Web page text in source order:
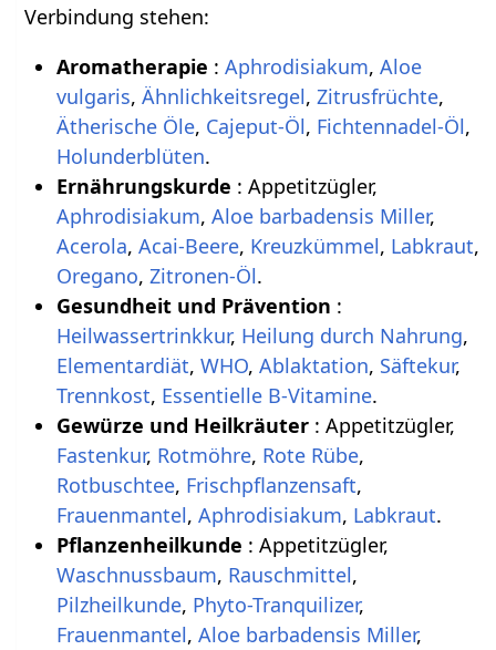
Verbindung stehen:
Aromatherapie : Aphrodisiakum, Aloe
vulgaris, Ähnlichkeitsregel, Zitrusfrüchte,
Ätherische Öle, Cajeput-Öl, Fichtennadel-Öl,
Holunderblüten.
Ernährungskurde : Appetitzügler,
Aphrodisiakum, Aloe barbadensis Miller,
Acerola, Acai-Beere, Kreuzkümmel, Labkraut,
Oregano, Zitronen-Öl.
Gesundheit und Prävention :
Heilwassertrinkkur, Heilung durch Nahrung,
Elementardiät, WHO, Ablaktation, Säftekur,
Trennkost, Essentielle B-Vitamine.
Gewürze und Heilkräuter : Appetitzügler,
Fastenkur, Rotmöhre, Rote Rübe,
Rotbuschtee, Frischpflanzensaft,
Frauenmantel, Aphrodisiakum, Labkraut.
Pflanzenheilkunde : Appetitzügler,
Waschnussbaum, Rauschmittel,
Pilzheilkunde, Phyto-Tranquilizer,
Frauenmantel, Aloe barbadensis Miller,